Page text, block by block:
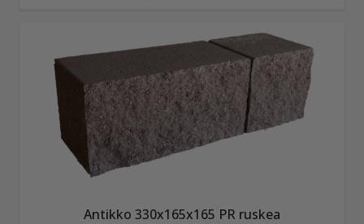
Antikko 330x165x165 PR ruskea